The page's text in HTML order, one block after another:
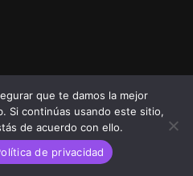
que te damos la mejor
Si continúas usando este sitio,
de acuerdo con ello.
de privacidad